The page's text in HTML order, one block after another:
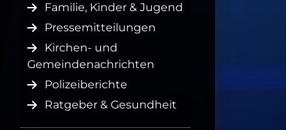
Familie, Kinder & Jugend
Pressemitteilungen
Kirchen- und
Gemeindenachrichten
Polizeiberichte
Ratgeber & Gesundheit